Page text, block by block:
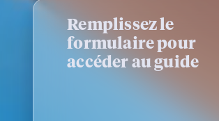
Remplissez le
formulaire pour
accéder au guide